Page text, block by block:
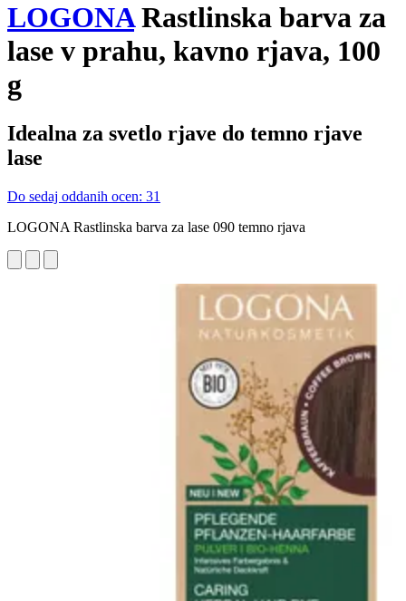
LOGONARastlinska barva za
lase v prahu, kavno rjava, 100
g
Idealna za svetlo rjave do temno rjave
lase
Do sedaj oddanih ocen: 31
LOGONA Rastlinska barva za lase 090 temno rjava